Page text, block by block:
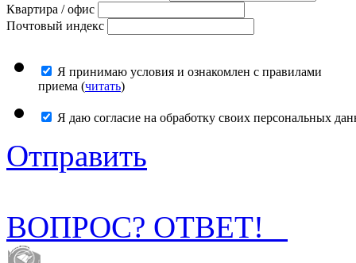
Квартира / офис
Почтовый индекс
Я принимаю условия и ознакомлен с правилами
приема (читать)
Я даю согласие на обработку своих персональных
Отправить
ВОПРОС? ОТВЕТ!